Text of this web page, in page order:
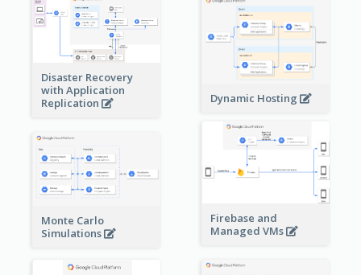
Disaster Recovery
with Application
Replication
Dynamic Hosting
Firebase and
Managed VMs
Monte Carlo
Simulations